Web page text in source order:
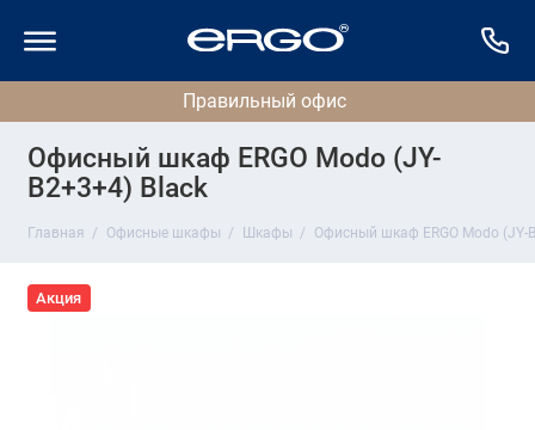
Офисный шкаф ERGO Modo (JY-
B2+3+4) Black
Главная Офисные шкафы Шкафы Офисный шкаф ERGO Modo (JY-
Акция